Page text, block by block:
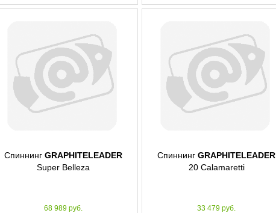
Спиннинг GRAPHITELEADER
Super Belleza
68 989 руб.
СпиннингGRAPHITELEADER
20 Calamaretti
33 479 руб.